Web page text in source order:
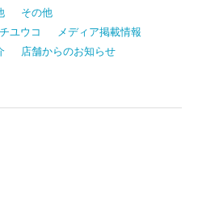
その他
ユウコ
メディア掲載情報
店舗からのお知らせ